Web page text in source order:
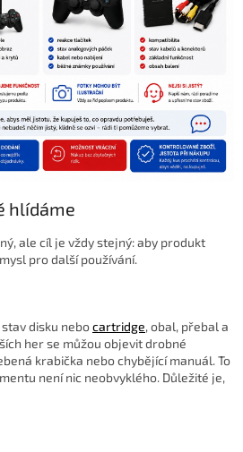
hlídáme
ale cíl je vždy stejný: aby produkt
pro další používání.
disku nebocartridge, obal, přebal a
her se můžou objevit drobné
krabička nebo chybějící manuál. To
není nic neobvyklého. Důležité je,